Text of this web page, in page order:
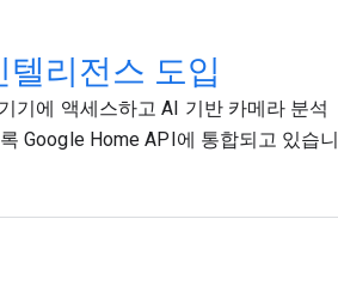
리전스 도입
기에 액세스하고 AI 기반 카메라 분석
Google Home API에 통합되고 있습니